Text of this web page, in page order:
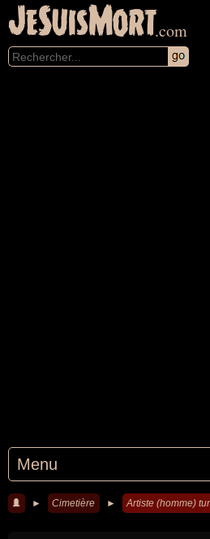
JeSuisMort.com
Menu
► Cimetière ► Artiste (homme)